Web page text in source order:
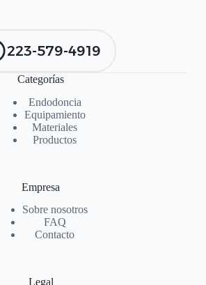
223-579-4919
Categorías
Endodoncia
Equipamiento
Materiales
Productos
Empresa
Sobre nosotros
FAQ
Contacto
Legal